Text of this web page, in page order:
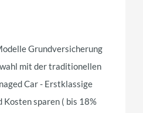
Grundversicherung
mit der traditionellen
Car - Erstklassige
sparen ( bis 18%